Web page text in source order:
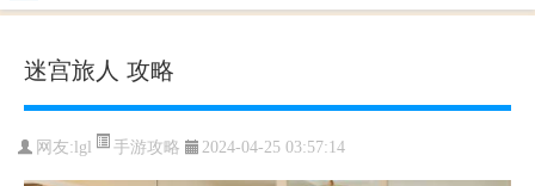
迷宫旅人 攻略
网友: lgl 手游攻略 2024-04-25 03:57:14